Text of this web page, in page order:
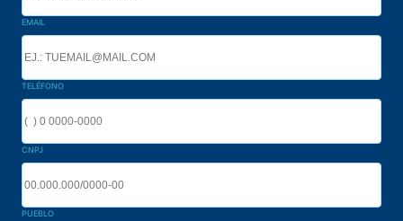
EMAIL
TELÉFONO
CNPJ
PUEBLO